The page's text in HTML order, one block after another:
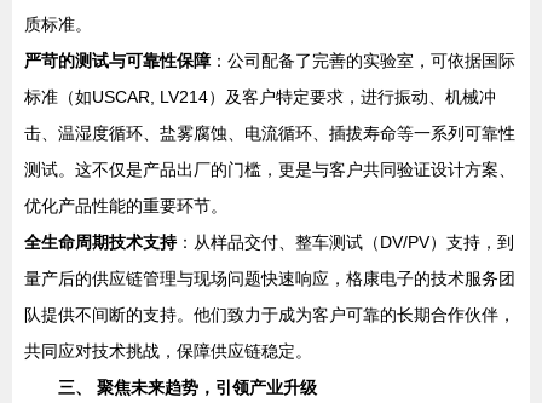
质标准。
严苛的测试与可靠性保障 ：公司配备了完善的实验室，可依据国际
标准（如USCAR, LV214）及客户特定要求，进行振动、机械冲
击、温湿度循环、盐雾腐蚀、电流循环、插拔寿命等一系列可靠性
测试。这不仅是产品出厂的门槛，更是与客户共同验证设计方案、
优化产品性能的重要环节。
全生命周期技术支持：从样品交付、整车测试（DV/PV）支持，到
量产后的供应链管理与现场问题快速响应，格康电子的技术服务团
队提供不间断的支持。他们致力于成为客户可靠的长期合作伙伴，
共同应对技术挑战，保障供应链稳定。
三、 聚焦未来趋势，引领产业升级